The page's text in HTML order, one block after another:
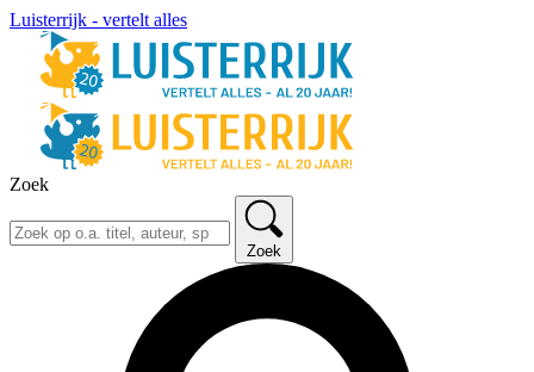
Luisterrijk - vertelt alles
Zoek
Zoek